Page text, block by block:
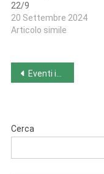
22/9
20 Settembre 2024
Articolo simile
Navigazione
Eventi in Valle d’Aosta da lunedì 16/9 a domenica 22/9
Cerca